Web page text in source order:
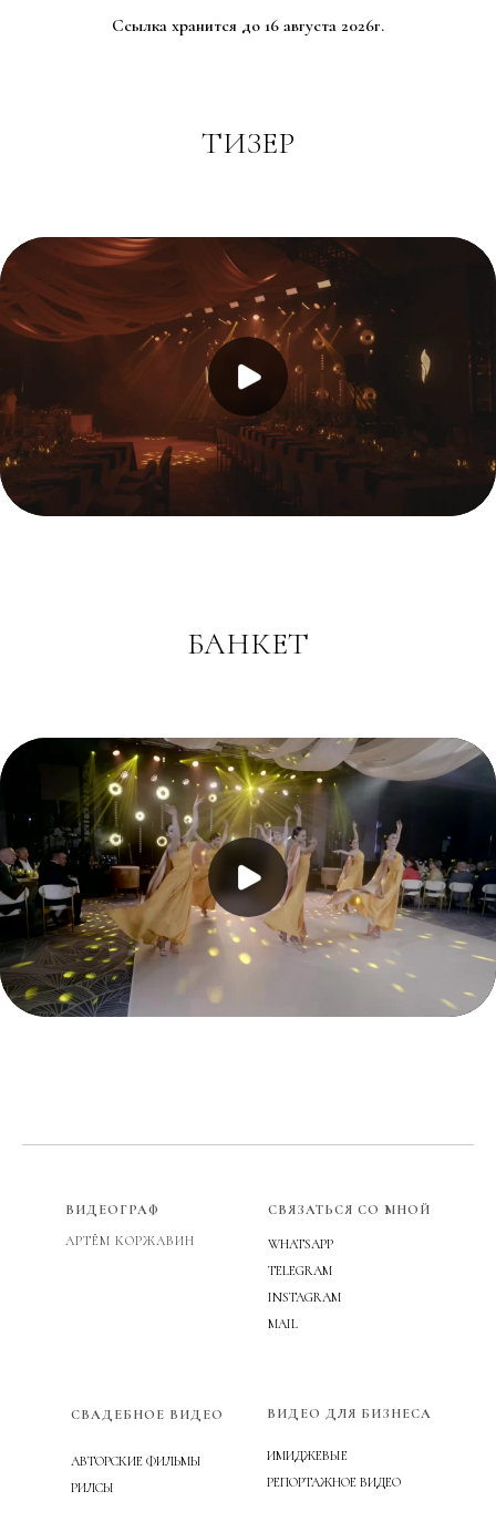
Ссылка хранится до 16 августа 2026г.
ТИЗЕР
БАНКЕТ
АРТЁМ КОРЖАВИН
ВИДЕОГРАФ
СВАДЕБНОЕ ВИДЕО
АВТОРСКИЕ ФИЛЬМЫ
РИЛСЫ
ВИДЕО ДЛЯ БИЗНЕСА
ИМИДЖЕВЫЕ
РЕПОРТАЖНОЕ ВИДЕО
СВЯЗАТЬСЯ СО МНОЙ
WHATSAPP
TELEGRAM
INSTAGRAM
MAIL